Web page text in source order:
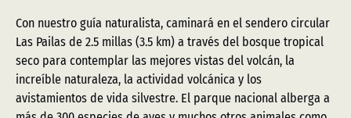
Con nuestro guía naturalista, caminará en el sendero circular
Las Pailas de 2.5 millas (3.5 km) a través del bosque tropical
seco para contemplar las mejores vistas del volcán, la
increíble naturaleza, la actividad volcánica y los
avistamientos de vida silvestre. El parque nacional alberga a